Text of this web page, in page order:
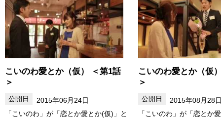
こいのわ愛とか（仮） ＜第1話
＞
2015年06月24日
「こいのわ」が「恋とか愛とか(仮)」と
こいのわ愛とか（仮
＞
2015年08月28
「こいのわ」が「恋とか